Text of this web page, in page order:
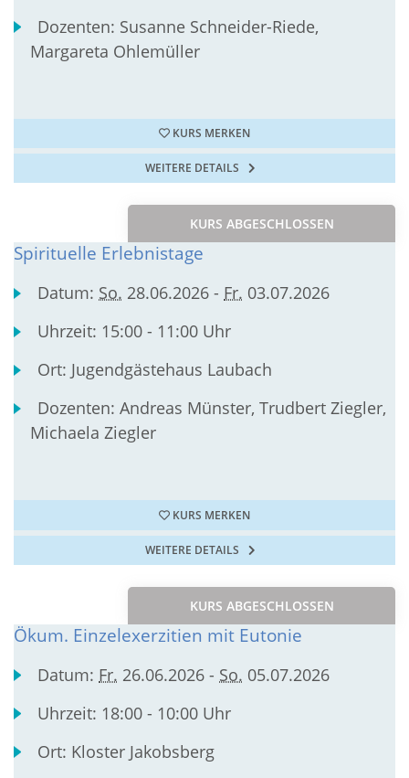
Dozenten: Susanne Schneider-Riede,
Margareta Ohlemüller
KURS MERKEN
WEITERE DETAILS
KURS ABGESCHLOSSEN
Spirituelle Erlebnistage
Datum: So. 28.06.2026 - Fr. 03.07.2026
Uhrzeit: 15:00 - 11:00 Uhr
Ort: Jugendgästehaus Laubach
Dozenten:Andreas Münster, Trudbert Ziegler,
Michaela Ziegler
KURS MERKEN
WEITERE DETAILS
KURS ABGESCHLOSSEN
Ökum. Einzelexerzitien mit Eutonie
Datum: Fr. 26.06.2026 - So. 05.07.2026
Uhrzeit: 18:00 - 10:00 Uhr
Ort: Kloster Jakobsberg